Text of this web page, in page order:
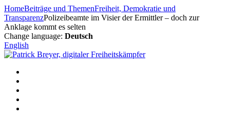
Zum
Inhalt
springen
HomeBeiträge und ThemenFreiheit, Demokratie und
TransparenzPolizeibeamte im Visier der Ermittler – doch zur
Anklage kommt es selten
Change language: Deutsch
English